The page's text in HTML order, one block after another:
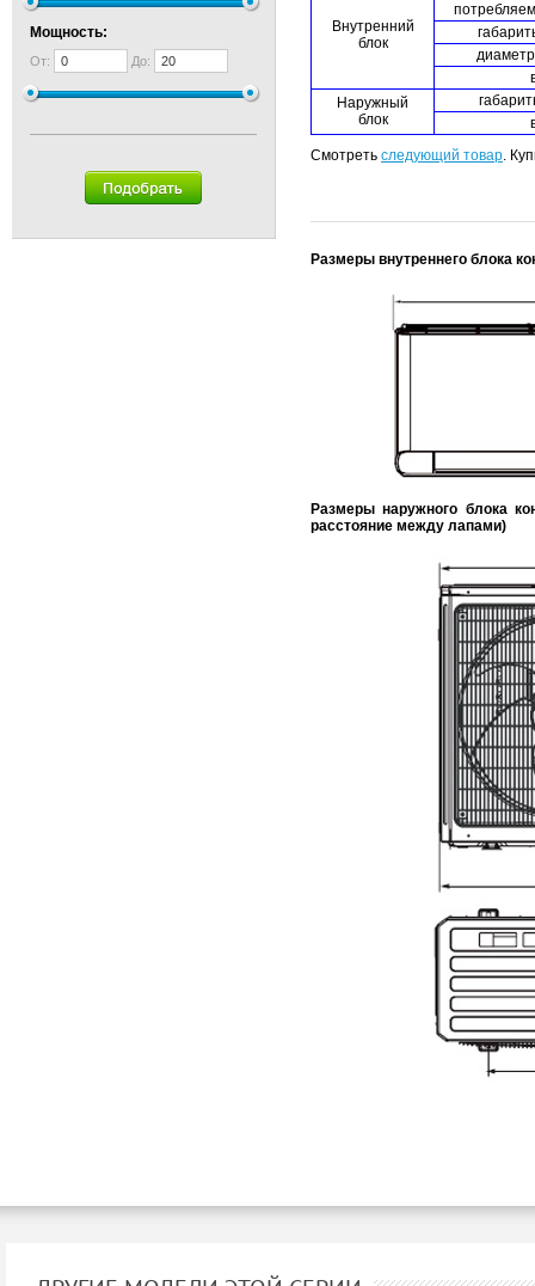
Мощность:
От: До:
Внутренний
блок
Наружный
блок
Смотреть следующий товар.
Размеры внутреннего блока
Размеры наружного блока
расстояние между лапами)